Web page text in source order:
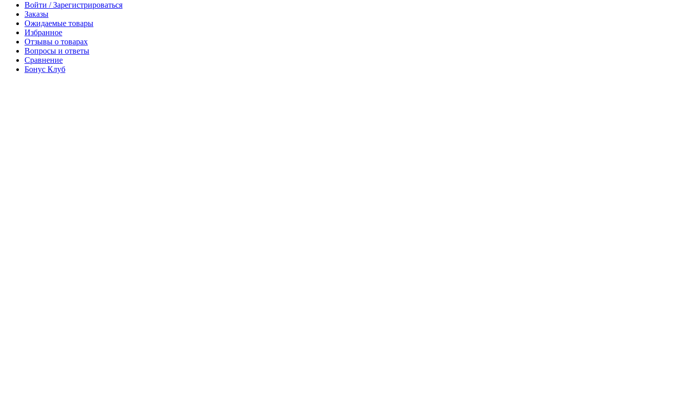
Войти / Зарегистрироваться
Заказы
Ожидаемые товары
Избранное
Отзывы о товарах
Вопросы и ответы
Сравнение
Бонус Клуб